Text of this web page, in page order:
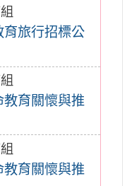
旅行招標公
育關懷與推
育關懷與推